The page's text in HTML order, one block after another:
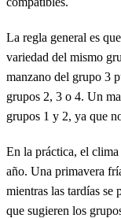
La regla general es
variedad del mismo
manzano del grupo 3
grupos 2, 3 o 4. Un
grupos 1 y 2, ya que
En la práctica, el
año. Una primavera
mientras las tardías se
que sugieren los